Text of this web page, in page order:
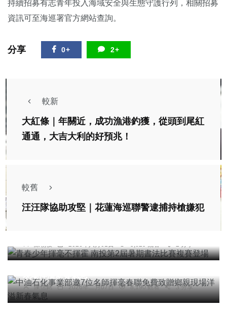
持續招募有志青年投入海域安全與生態守護行列，相關招募
資訊可至海巡署官方網站查詢。
分享 0+ 2+
較新
大紅條｜年關近，成功漁港釣獲，從頭到尾紅
通通，大吉大利的好預兆！
較舊
汪汪隊協助攻堅｜花蓮海巡聯警逮捕持槍嫌犯
綜合新聞
陳朝枝 2026年八月01日 5,629 觀看 2 分享
綜合新聞
中油石化事業部邀7位名師揮毫春聯免費致贈鄉親
陳信銘 2026年二月07日 8,190 觀看 3 分享
頭條 社會
三立家廚（山力家廚）疑無預警停業 中市府籲消費